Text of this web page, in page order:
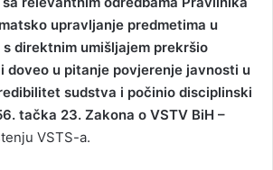
upravljanje predmetima u
direktnim umišljajem prekršio
doveo u pitanje povjerenje javnosti u
sudstva i počinio disciplinski
tačka 23. Zakona o VSTV BiH –
VSTS-a.